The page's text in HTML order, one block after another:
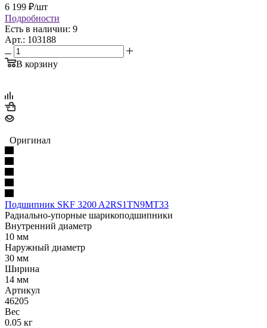
6 199 ₽/шт
Подробности
Есть в наличии: 9
Арт.: 103188
В корзину
Оригинал
Подшипник SKF 3200 A2RS1TN9MT33
Радиально-упорные шарикоподшипники
Внутренний диаметр
10 мм
Наружный диаметр
30 мм
Ширина
14 мм
Артикул
46205
Вес
0.05 кг